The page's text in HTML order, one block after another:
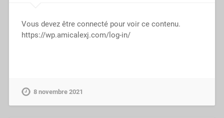
Vous devez être connecté pour voir ce contenu.
https://wp.amicalexj.com/log-in/
8 novembre 2021